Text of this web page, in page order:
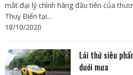
mắt đại lý chính hãng đầu tiên của
Thuỵ Điển tại...
18/10/2020
Lái thử siêu
dưới mưa